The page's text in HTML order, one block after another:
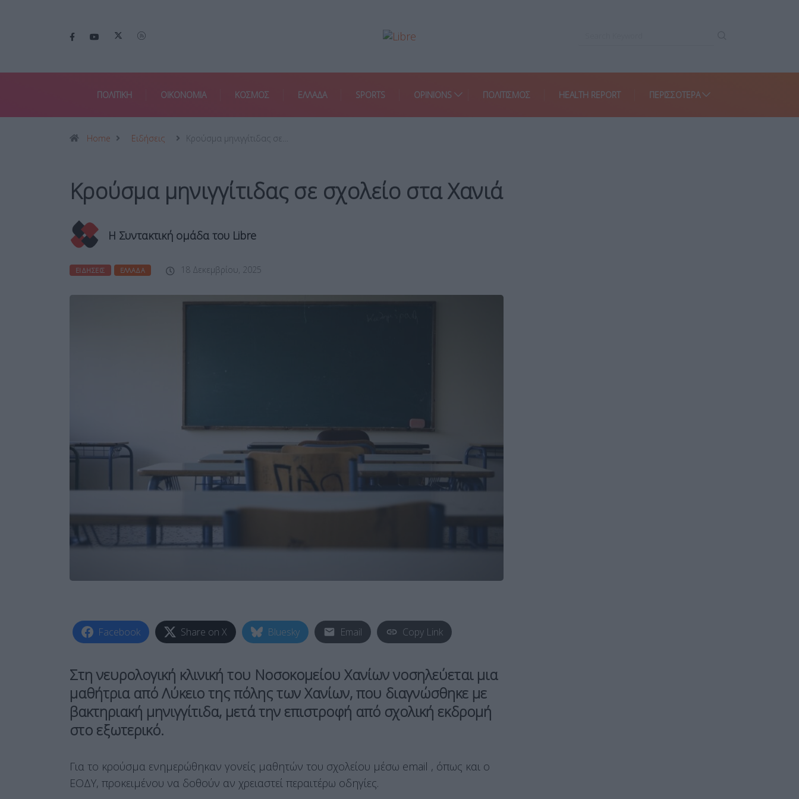
ΠΟΛΙΤΙΚΗ ΟΙΚΟΝΟΜΙΑ ΚΟΣΜΟΣ ΕΛΛΑΔΑ SPORTS OPINIONS ΠΟΛΙΤΙΣΜΟΣ HEALTH REPORT ΠΕΡΙΣΣΌΤΕΡΑ
Home Ειδήσεις Κρούσμα μηνιγγίτιδας σε…
Κρούσμα μηνιγγίτιδας σε σχολείο στα Χανιά
Η Συντακτική ομάδα του Libre
ΕΙΔΉΣΕΙΣ ΕΛΛΆΔΑ 18 Δεκεμβρίου, 2025
Facebook Share on X Bluesky Email Copy Link
Στη νευρολογική κλινική του Νοσοκομείου Χανίων νοσηλεύεται μια
μαθήτρια από Λύκειο της πόλης των Χανίων, που διαγνώσθηκε με
βακτηριακή μηνιγγίτιδα, μετά την επιστροφή από σχολική εκδρομή
στο εξωτερικό.
Για το κρούσμα ενημερώθηκαν γονείς μαθητών του σχολείου μέσω email , όπως και ο
ΕΟΔΥ, προκειμένου να δοθούν αν χρειαστεί περαιτέρω οδηγίες.